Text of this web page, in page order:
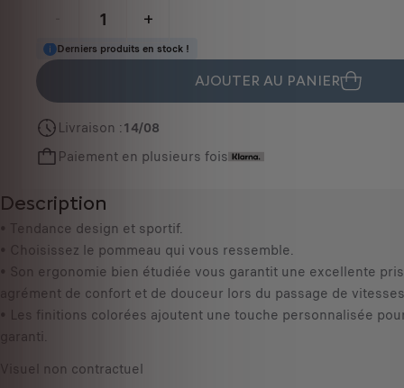
e
s
1
0
,
6
8
€
T
T
C
+
Q
u
a
n
i
y
u
p
d
a
t
e
Derniers produits en stock !
AJOUTER AU PANIER
Livraison :14/08
Paiement en plusieurs fois
Description
• Tendance design et sportif.
• Choisissez le pommeau qui vous ressemble.
• Son ergonomie bien étudiée vous garantit une excellente
agrément de confort et de douceur lors du passage de
• Les finitions colorées ajoutent une touche personnalisée
garanti.
Visuel non contractuel